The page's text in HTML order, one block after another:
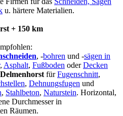
u. härtere Materialien.
+ 150 km
, -bohren und -sägen in
, Asphalt, Fußboden oderDecken
fürFugenschnitt,
, Dehnungsfugen und
, Stahlbeton, Naturstein. Horizontal,
Durchmesser in
Räumen.